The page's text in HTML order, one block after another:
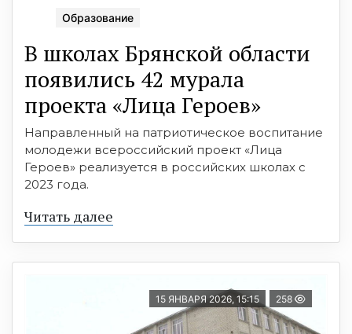
Образование
В школах Брянской области
появились 42 мурала
проекта «Лица Героев»
Направленный на патриотическое воспитание
молодежи всероссийский проект «Лица
Героев» реализуется в российских школах с
2023 года.
Читать далее
15 ЯНВАРЯ 2026, 15:15 258